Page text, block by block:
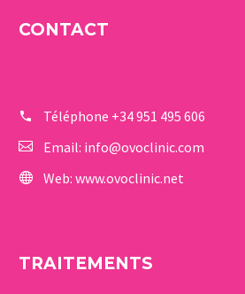
CONTACT
Téléphone +34 951 495 606
Email: info@ovoclinic.com
Web: www.ovoclinic.net
TRAITEMENTS